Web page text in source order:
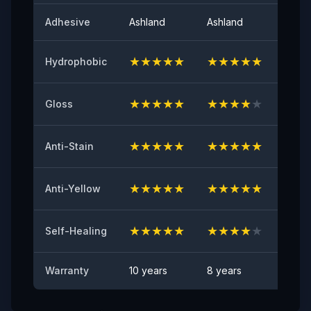
اللاصق الأولي
≤2
مقاومة البقع
لا توجد بقع مرئية
Adhesive Ashland Ashland
Hydrophobic ★★★★★ ★★★★★
Gloss ★★★★★ ★★★★★
Anti-Stain ★★★★★ ★★★★★
Anti-Yellow ★★★★★ ★★★★★
Self-Healing ★★★★★ ★★★★★
Warranty 10 years 8 years